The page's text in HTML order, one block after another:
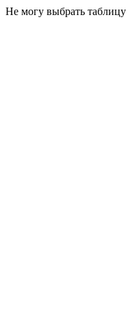
Не могу выбрать таблицу